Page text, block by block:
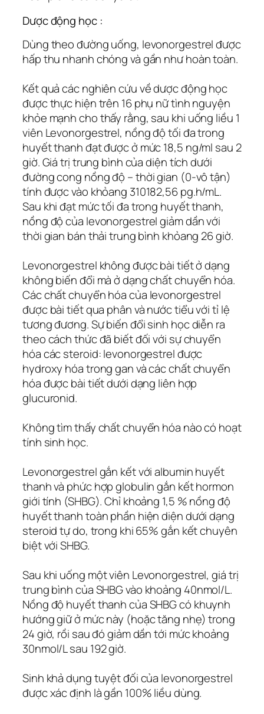
Dược động học :
Dùng theo đường uống, levonorgestrel được
hấp thu nhanh chóng và gần như hoàn toàn.
Kết quả các nghiên cứu về dược động học
được thực hiện trên 16 phụ nữ tình nguyện
khỏe mạnh cho thấy rằng, sau khi uống liều 1
viên Levonorgestrel, nồng độ tối đa trong
huyết thanh đạt được ở mức 18,5 ng/ml sau 2
giờ. Giá trị trung bình của diện tích dưới
đường cong nồng độ – thời gian (0-vô tận)
tính được vào khỏang 310182,56 pg.h/mL.
Sau khi đạt mức tối đa trong huyết thanh,
nồng độ của levonorgestrel giảm dần với
thời gian bán thải trung bình khỏang 26 giờ.
Levonorgestrel không được bài tiết ở dạng
không biến đổi mà ở dạng chất chuyển hóa.
Các chất chuyển hóa của levonorgestrel
được bài tiết qua phân và nước tiểu với tỉ lệ
tương đương. Sự biến đổi sinh học diễn ra
theo cách thức đã biết đối với sự chuyển
hóa các steroid: levonorgestrel được
hydroxy hóa trong gan và các chất chuyển
hóa được bài tiết dưới dạng liên hợp
glucuronid.
Không tìm thấy chất chuyển hóa nào có hoạt
tính sinh học.
Levonorgestrel gắn kết với albumin huyết
thanh và phức hợp globulin gắn kết hormon
giới tính (SHBG). Chỉ khoảng 1,5 % nồng độ
huyết thanh toàn phần hiện diện dưới dạng
steroid tự do, trong khi 65% gắn kết chuyên
biệt với SHBG.
Sau khi uống một viên Levonorgestrel, giá trị
trung bình của SHBG vào khoảng 40nmol/L.
Nồng độ huyết thanh của SHBG có khuynh
hướng giữ ở mức này (hoặc tăng nhẹ) trong
24 giờ, rồi sau đó giảm dần tới mức khoảng
30nmol/L sau 192 giờ.
Sinh khả dụng tuyệt đối của levonorgestrel
được xác định là gần 100% liều dùng.